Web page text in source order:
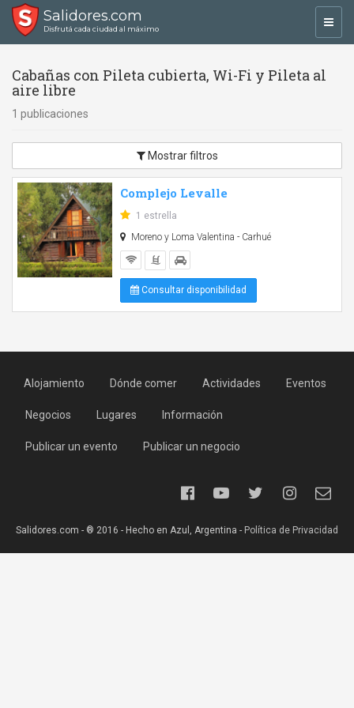
Salidores.com
Disfrutá cada ciudad al máximo
Cabañas con Pileta cubierta, Wi-Fi y Pileta al
aire libre
1 publicaciones
Mostrar filtros
Complejo Levalle
1 estrella
Moreno y Loma Valentina - Carhué
Consultar disponibilidad
Alojamiento Dónde comer Actividades Eventos
Negocios Lugares Información
Publicar un evento Publicar un negocio
Salidores.com - ® 2016 - Hecho en Azul, Argentina - Política de Privacidad